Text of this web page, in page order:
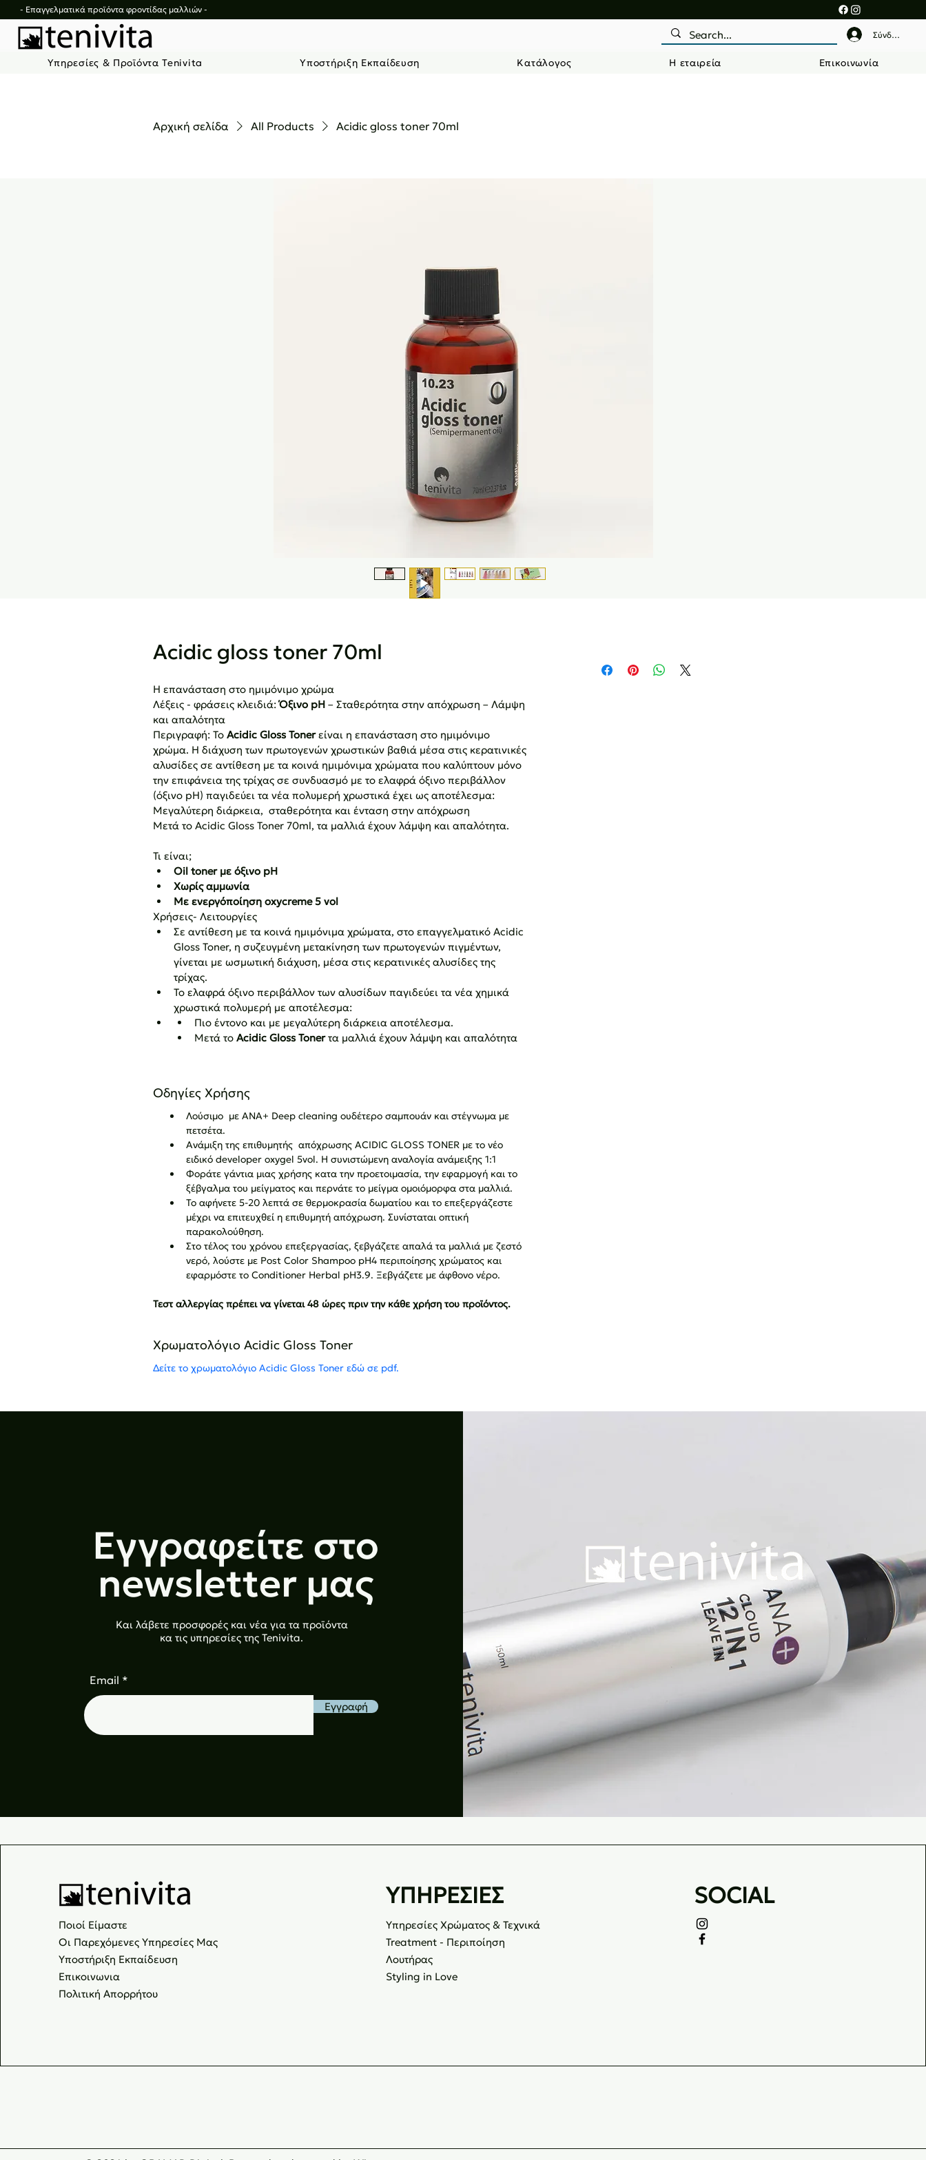
- Επαγγελματικά προϊόντα φροντίδας μαλλιών -
Σύνδεση
Υπηρεσίες & Προϊόντα Tenivita Υποστήριξη Εκπαίδευση Κατάλογος Η εταιρεία Επικοινωνία
Αρχική σελίδα All Products Acidic gloss toner 70ml
Acidic gloss toner 70ml
Η επανάσταση στο ημιμόνιμο χρώμα
Λέξεις - φράσεις κλειδιά: Όξινο pH – Σταθερότητα στην απόχρωση – Λάμψη
και απαλότητα
Περιγραφή: Το Acidic Gloss Toner είναι η επανάσταση στο ημιμόνιμο
χρώμα. Η διάχυση των πρωτογενών χρωστικών βαθιά μέσα στις κερατινικές
αλυσίδες σε αντίθεση με τα κοινά ημιμόνιμα χρώματα που καλύπτουν μόνο
την επιφάνεια της τρίχας σε συνδυασμό με το ελαφρά όξινο περιβάλλον
(όξινο pH) παγιδεύει τα νέα πολυμερή χρωστικά έχει ως αποτέλεσμα:
Μεγαλύτερη διάρκεια,  σταθερότητα και ένταση στην απόχρωση
Μετά το Acidic Gloss Toner 70ml, τα μαλλιά έχουν λάμψη και απαλότητα.
Τι είναι;
Oil toner με όξινο pH
Χωρίς αμμωνία
Με ενεργόποίηση oxycreme 5 vol
Χρήσεις- Λειτουργίες
Σε αντίθεση με τα κοινά ημιμόνιμα χρώματα, στο επαγγελματικό Acidic
Gloss Toner, η συζευγμένη μετακίνηση των πρωτογενών πιγμέντων,
γίνεται με ωσμωτική διάχυση, μέσα στις κερατινικές αλυσίδες της
τρίχας.
Το ελαφρά όξινο περιβάλλον των αλυσίδων παγιδεύει τα νέα χημικά
χρωστικά πολυμερή με αποτέλεσμα:
Πιο έντονο και με μεγαλύτερη διάρκεια αποτέλεσμα.
Μετά το Acidic Gloss Toner τα μαλλιά έχουν λάμψη και απαλότητα
Οδηγίες Χρήσης
Λούσιμο  με ANA+ Deep cleaning ουδέτερο σαμπουάν και στέγνωμα με
πετσέτα.
Ανάμιξη της επιθυμητής  απόχρωσης ACIDIC GLOSS TONER με το νέο
ειδικό developer oxygel 5vol. Η συνιστώμενη αναλογία ανάμειξης 1:1
Φοράτε γάντια μιας χρήσης κατα την προετοιμασία, την εφαρμογή και το
ξέβγαλμα του μείγματος και περνάτε το μείγμα ομοιόμορφα στα μαλλιά.
Το αφήνετε 5-20 λεπτά σε θερμοκρασία δωματίου και το επεξεργάζεστε
μέχρι να επιτευχθεί η επιθυμητή απόχρωση. Συνίσταται οπτική
παρακολούθηση.
Στο τέλος του χρόνου επεξεργασίας, ξεβγάζετε απαλά τα μαλλιά με ζεστό
νερό, λούστε με Post Color Shampoo pH4 περιποίησης χρώματος και
εφαρμόστε το Conditioner Herbal pH3.9. Ξεβγάζετε με άφθονο νέρο.
Τεστ αλλεργίας πρέπει να γίνεται 48 ώρες πριν την κάθε χρήση του προϊόντος.
Χρωματολόγιο Acidic Gloss Toner
Δείτε το χρωματολόγιο Αcidic Gloss Toner εδώ σε pdf.
Εγγραφείτε στο
newsletter μας
Και λάβετε προσφορές και νέα για τα προϊόντα
κα τις υπηρεσίες της Tenivita.
Email
Εγγραφή
Ποιοί Είμαστε
Οι Παρεχόμενες Υπηρεσίες Μας
Υποστήριξη Εκπαίδευση
Επικοινωνια
Πολιτική Απορρήτου
ΥΠΗΡΕΣΙΕΣ
Υπηρεσίες Χρώματος & Τεχνικά
Treatment - Περιποίηση
Λουτήρας
Styling in Love
SOCIAL